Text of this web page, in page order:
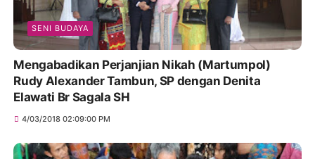
SENI BUDAYA
Mengabadikan Perjanjian Nikah (Martumpol)
Rudy Alexander Tambun, SP dengan Denita
Elawati Br Sagala SH
4/03/2018 02:09:00 PM